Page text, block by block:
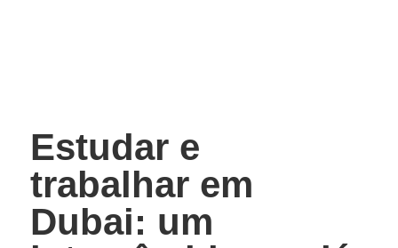
Estudar e
trabalhar em
Dubai: um